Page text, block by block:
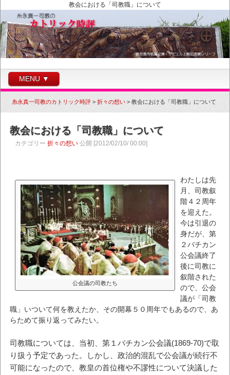
教会における「司教職」について
MENU ▼
糸永真一司教のカトリック時評 >折々の想い >教会における「司教職」について
教会における「司教職」について
カテゴリー折々の想い 公開 [2012/02/10/ 00:00]
公会議の司教たち
わたしは先
月、司教叙
階４２周年
を迎えた。
今は引退の
身だが、第
２バチカン
公会議終了
後に司教に
叙階された
ので、公会
議が「司教
職」いついて何を教えたか、その開幕５０周年でもあるので、あ
らためて振り返ってみたい。
司教職については、当初、第１バチカン公会議(1869-70)で取
り扱う予定であった。しかし、政治的混乱で公会議が続行不
可能になったので、教皇の首位権や不謬性について決議した